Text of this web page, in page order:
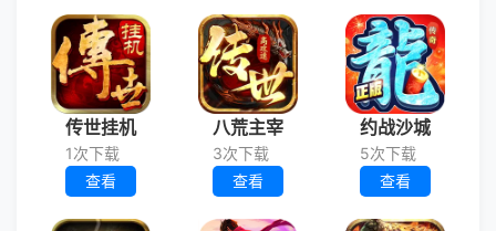
传世挂机
1次下载
查看
八荒主宰
3次下载
查看
约战沙城
5次下载
查看